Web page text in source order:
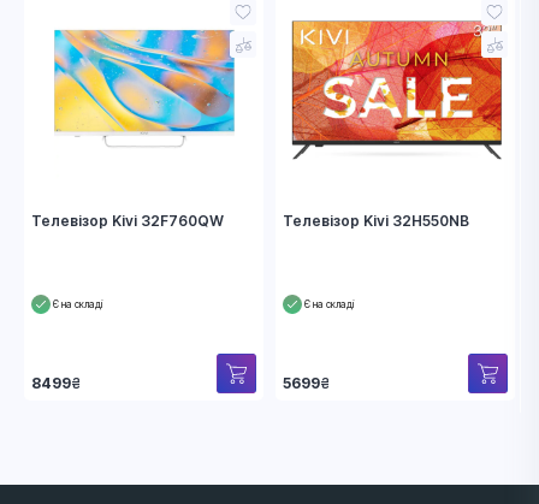
Телевізор Kivi 32F760QW
Є на складі
8499₴
Телевізор Kivi 32H550NB
Є на складі
5699₴